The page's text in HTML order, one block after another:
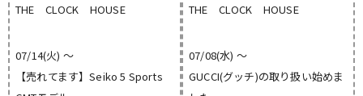
THE CLOCK HOUSE
07/14(火) 〜
【売れてます】Seiko 5 Sports
THE CLOCK HOUSE
07/08(水) 〜
GUCCI(グッチ)の取り扱い始めま